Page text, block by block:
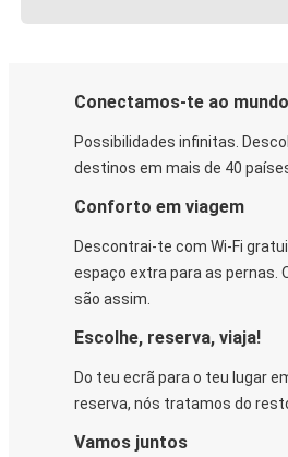
Conectamos-te ao mundo
Possibilidades infinitas.
destinos em mais de 40
Conforto em viagem
Descontrai-te com Wi-Fi
espaço extra para as pernas.
são assim.
Escolhe, reserva, viaja!
Do teu ecrã para o teu lugar
reserva, nós tratamos do
Vamos juntos